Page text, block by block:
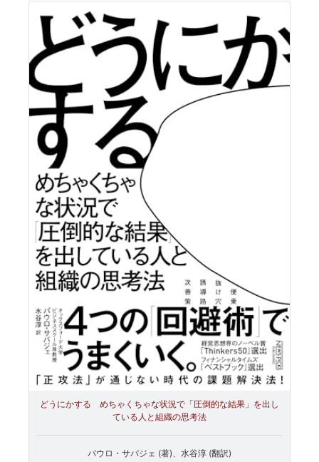
どうにかする めちゃくちゃな状況で「圧倒的な結果」を出し
ている人と組織の思考法
パウロ・サバジェ (著)、水谷淳 (翻訳)